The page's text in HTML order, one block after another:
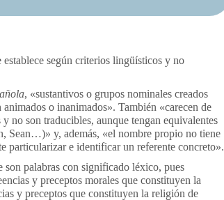
según criterios lingüísticos y no
, «sustantivos o grupos nominales creados
o inanimados». También «carecen de
no son traducibles, aunque tengan equivalentes
Sean…)» y, además, «el nombre propio no tiene
particularizar e identificar un referente concreto».
son palabras con significado léxico, pues
y preceptos morales que constituyen la
y preceptos que constituyen la religión de